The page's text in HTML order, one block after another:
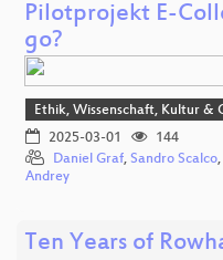
Pilotprojekt E-
go?
Ethik, Wissenschaft, Kultur &
2025-03-01
144
Daniel Graf, Sandro Scalco,
Andrey
Ten Years of